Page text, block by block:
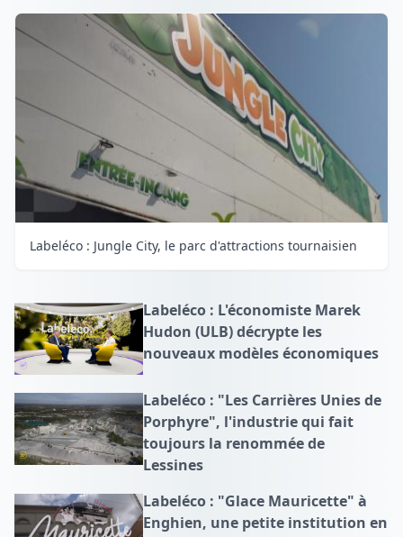
Labeléco : Jungle City, le parc d'attractions tournaisien
Labeléco : L'économiste Marek
Hudon (ULB) décrypte les
nouveaux modèles économiques
Labeléco : "Les Carrières Unies de
Porphyre", l'industrie qui fait
toujours la renommée de
Lessines
Labeléco : "Glace Mauricette" à
Enghien, une petite institution en